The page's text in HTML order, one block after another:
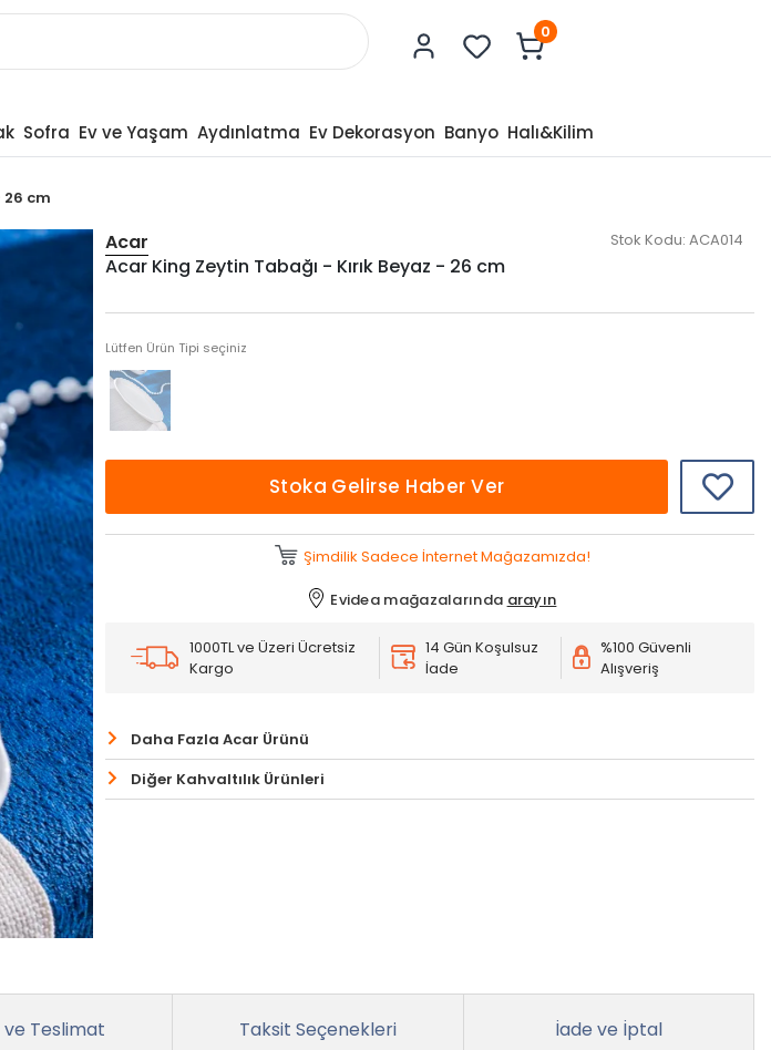
0
Sofra Ev ve Yaşam Aydınlatma Ev Dekorasyon Banyo Halı&Kilim
26 cm
Acar Stok Kodu: ACA014
Acar King Zeytin Tabağı - Kırık Beyaz - 26 cm
Lütfen Ürün Tipi seçiniz
Stoka Gelirse Haber Ver
Şimdilik Sadece İnternet Mağazamızda!
Evidea mağazalarında arayın
1000TL ve Üzeri Ücretsiz
Kargo
14 Gün Koşulsuz
İade
%100 Güvenli
Alışveriş
Daha Fazla Acar Ürünü
Diğer Kahvaltılık Ürünleri
ve Teslimat Taksit Seçenekleri İade ve İptal